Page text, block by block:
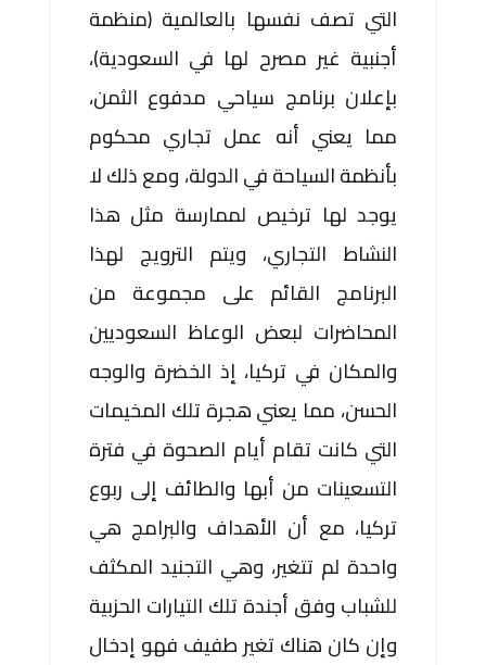
التي تصف نفسها بالعالمية (منظمة
أجنبية غير مصرح لها في السعودية)،
بإعلان برنامج سياحي مدفوع الثمن،
مما يعني أنه عمل تجاري محكوم
بأنظمة السياحة في الدولة، ومع ذلك لا
يوجد لها ترخيص لممارسة مثل هذا
النشاط التجاري، ويتم الترويج لهذا
البرنامج القائم على مجموعة من
المحاضرات لبعض الوعاظ السعوديين
والمكان في تركيا، إذ الخضرة والوجه
الحسن، مما يعني هجرة تلك المخيمات
التي كانت تقام أيام الصحوة في فترة
التسعينات من أبها والطائف إلى ربوع
تركيا، مع أن الأهداف والبرامج هي
واحدة لم تتغير، وهي التجنيد المكثف
للشباب وفق أجندة تلك التيارات الحزبية
وإن كان هناك تغير طفيف فهو إدخال